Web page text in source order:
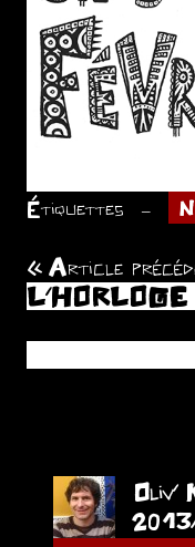
Étiquettes
Navigation
de
l’article
Article
Oliv'